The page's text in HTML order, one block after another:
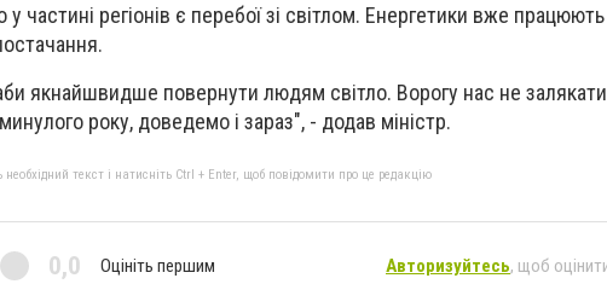
частині регіонів є перебої зі світлом. Енергетики вже
якнайшвидше повернути людям світло. Ворогу нас не залякати
року, доведемо і зараз", - додав міністр.
текст і натисніть Ctrl + Enter, щоб повідомити про це редакцію
0,0 Оцініть першим Авторизуйтесь, щоб